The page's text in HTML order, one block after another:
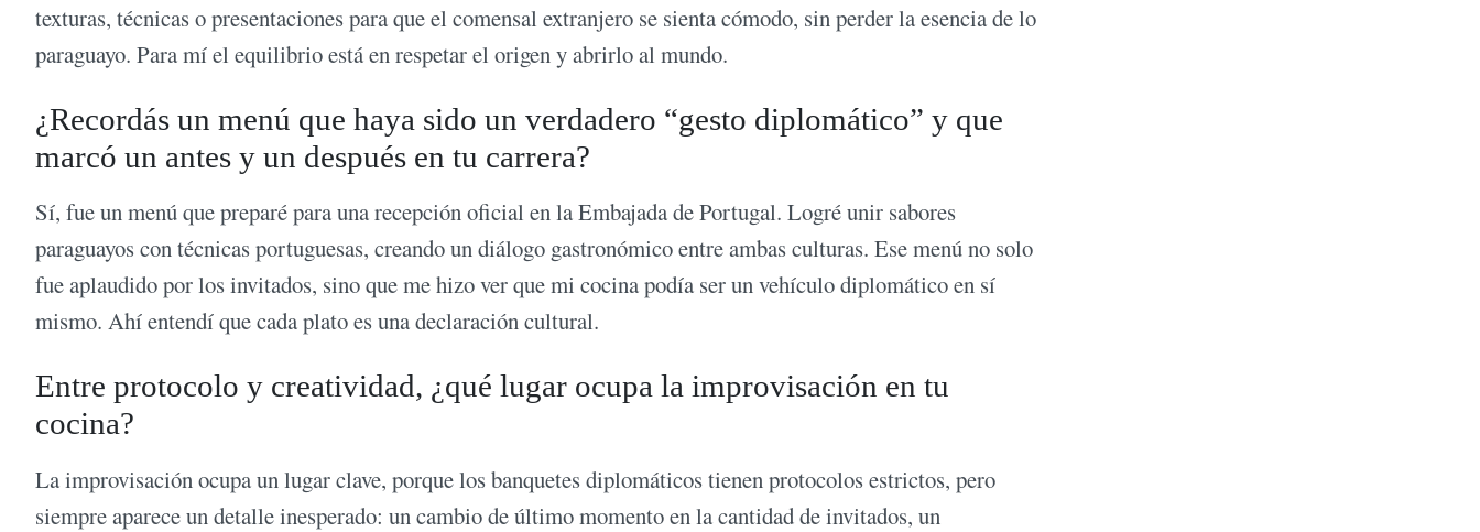
texturas, técnicas o presentaciones para que el comensal extranjero se sienta cómodo, sin perder la esencia de lo
paraguayo. Para mí el equilibrio está en respetar el origen y abrirlo al mundo.
¿Recordás un menú que haya sido un verdadero “gesto diplomático” y que
marcó un antes y un después en tu carrera?
Sí, fue un menú que preparé para una recepción oficial en la Embajada de Portugal. Logré unir sabores
paraguayos con técnicas portuguesas, creando un diálogo gastronómico entre ambas culturas. Ese menú no solo
fue aplaudido por los invitados, sino que me hizo ver que mi cocina podía ser un vehículo diplomático en sí
mismo. Ahí entendí que cada plato es una declaración cultural.
Entre protocolo y creatividad, ¿qué lugar ocupa la improvisación en tu
cocina?
La improvisación ocupa un lugar clave, porque los banquetes diplomáticos tienen protocolos estrictos, pero
siempre aparece un detalle inesperado: un cambio de último momento en la cantidad de invitados, un